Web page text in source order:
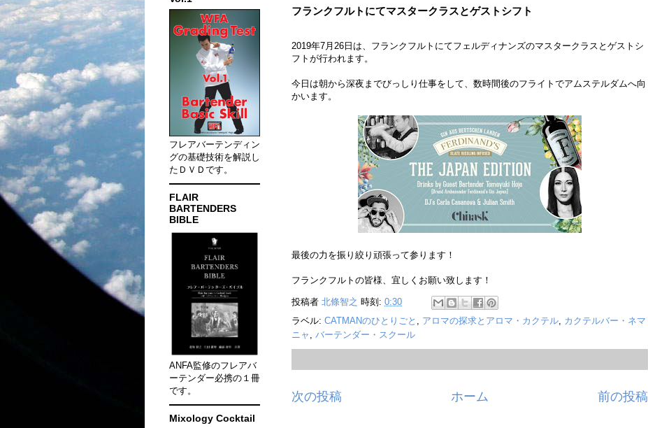
フランクフルトにてマスタークラスとゲストシフト
2019年7月26日は、フランクフルトにてフェルディナンズのマスタークラスとゲストシ
フトが行われます。
今日は朝から深夜までびっしり仕事をして、数時間後のフライトでアムステルダムへ向
かいます。
最後の力を振り絞り頑張って参ります！
フランクフルトの皆様、宜しくお願い致します！
投稿者 北條智之 時刻: 0:30
ラベル: CATMANのひとりごと , アロマの探求とアロマ・カクテル, カクテルバー・ネマ
ニャ , バーテンダー・スクール
次の投稿 前の投稿
ホーム
フレアバーテンディン
グの基礎技術を解説し
たＤＶＤです。
FLAIR
BARTENDERS
BIBLE
ANFA監修のフレアバ
ーテンダー必携の１冊
です。
Mixology Cocktail